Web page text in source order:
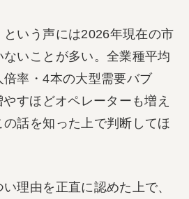
いう声には2026年現在の市
いことが多い。全業種平均
倍率・4本の大型需要バブ
すほどオペレーターも増え
話を知った上で判断してほ
理由を正直に認めた上で、